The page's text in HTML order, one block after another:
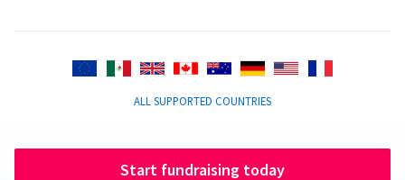
ALL SUPPORTED COUNTRIES
Start fundraising today